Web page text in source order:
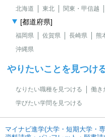
北海道 東北 関東・甲信越
[都道府県]
福岡県 佐賀県 長崎県 熊
沖縄県
やりたいことを見つけ
なりたい職種を見つける
働き
学びたい学問を見つける
マイナビ進学(大学・短期大学・